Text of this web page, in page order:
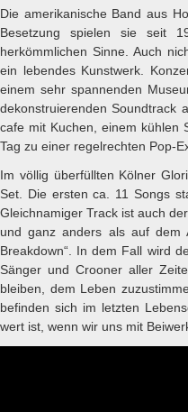
Die amerikanische Band aus
Besetzung spielen sie seit
herkömmlichen Sinne. Auch
ein lebendes Kunstwerk.
einem sehr spannenden
dekonstruierenden Soundtrack
cafe mit Kuchen, einem kühlen
Tag zu einer regelrechten Pop-
Im völlig überfüllten Kölner
Set. Die ersten ca. 11 Songs
Gleichnamiger Track ist auch
und ganz anders als auf dem
Breakdown“. In dem Fall wird
Sänger und Crooner aller
bleiben, dem Leben
befinden sich im letzten
wert ist, wenn wir uns mit